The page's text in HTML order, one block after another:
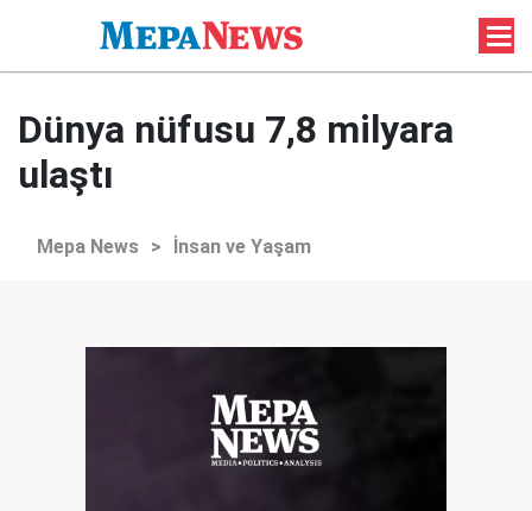
Dünya nüfusu 7,8 milyara
ulaştı
Mepa News > İnsan ve Yaşam